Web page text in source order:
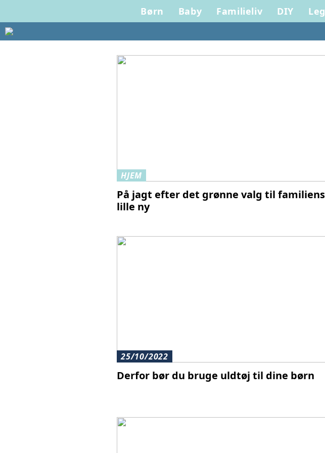
Børn Baby Familieliv DIY
HJEM
På jagt efter det grønne valg til familiens
lille ny
25/10/2022
Derfor bør du bruge uldtøj til dine børn